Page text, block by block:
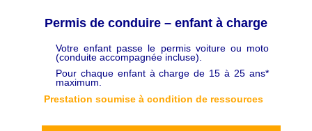
Permis de conduire – enfant à charge
Votre enfant passe le permis voiture ou moto
(conduite accompagnée incluse).
Pour chaque enfant à charge de 15 à 25 ans*
maximum.
Prestation soumise à condition de ressources